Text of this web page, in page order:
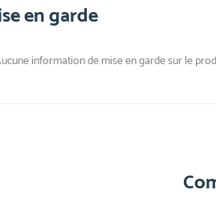
en garde
information de mise en garde sur le